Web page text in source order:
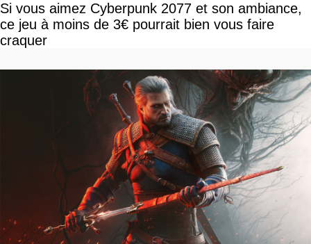
Si vous aimez Cyberpunk 2077 et son ambiance,
ce jeu à moins de 3€ pourrait bien vous faire
craquer